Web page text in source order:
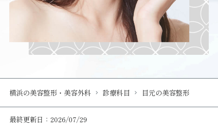
横浜の美容整形・美容外科 診療科目 目元の美容整形
最終更新日：2026/07/29